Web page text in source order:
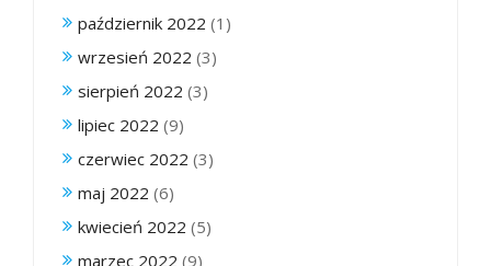
październik 2022 (1)
wrzesień 2022 (3)
sierpień 2022 (3)
lipiec 2022 (9)
czerwiec 2022 (3)
maj 2022 (6)
kwiecień 2022 (5)
marzec 2022 (9)